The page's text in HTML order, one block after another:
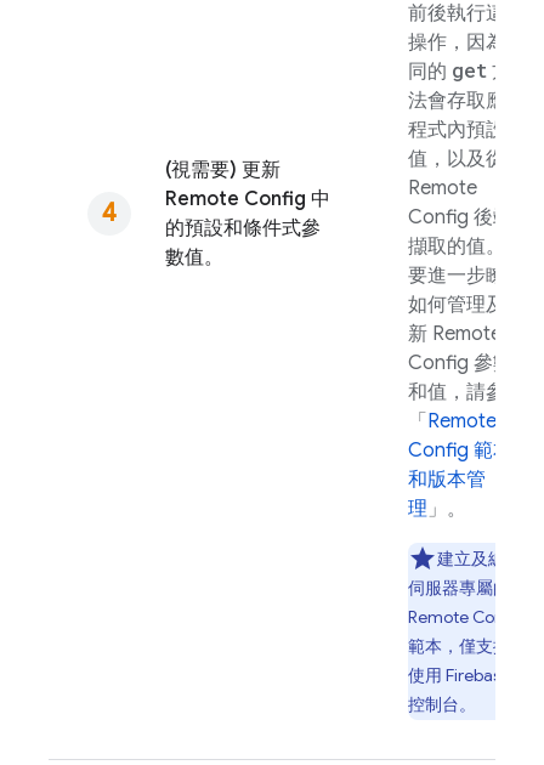
(視需要) 更新
Remote Config 中
的預設和條件式參
數值。
前後執行這項
操作，因為相
同的 get 方
法會存取應用
程式內預設
值，以及從
Remote
Config 後端
擷取的值。如
要進一步瞭解
如何管理及更
新 Remote
Config 參數
和值，請參閱
「 Remote
Config 範本
和版本管
理 」。
建立及編輯
伺服器專屬的
Remote Config
範本，僅支援
使用 Firebase
控制台。